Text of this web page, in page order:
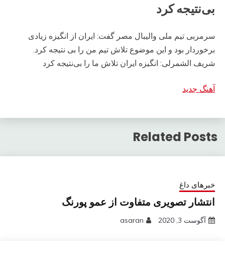
بی‌نتیجه کرد
سرمربی تیم ملی والیبال مصر گفت: ایران از انگیزه زیادی
برخوردار بود و این موضوع تلاش تیم من را بی نتیجه کرد.
شریف الشمرلی: انگیزه ایران تلاش ما را بی‌نتیجه کرد
آهنگ جدید
Related Posts
خبرهای داغ
انتشار تصویری متفاوت از عمو پورنگ
آگوست 3, 2020 asaran